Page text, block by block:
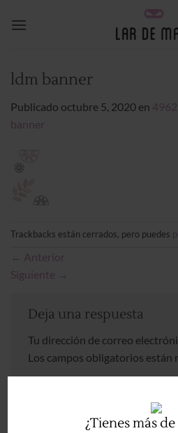
¿Tienes más de
ldm banner
Publicado octubre 5, 2020 en
banner
Trackbacks están cerrados, pero puedes
← Anterior
Siguiente →
Deja una respuesta
Tu dirección de correo
Los campos obligatorios están
Comentario*